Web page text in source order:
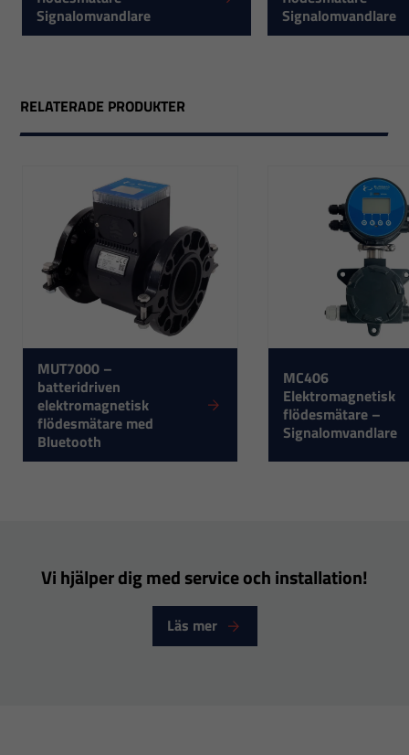
Signalomvandlare
Signalomvandlare
RELATERADE PRODUKTER
MUT7000 –
batteridriven
elektromagnetisk
flödesmätare med
Bluetooth
MC406
Elektromagnetisk
flödesmätare –
Signalomvandlare
Vi hjälper dig med service och installation!
Läs mer
cookies går
inte att välja
behövs för
att hemsidan
över huvud
Statistik
För att vi ska
kunna
förbättra